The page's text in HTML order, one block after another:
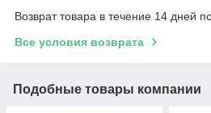
Возврат товара в течение 14 дней
Все условия возврата
Подобные товары компании